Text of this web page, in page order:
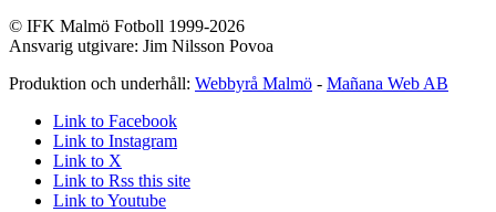
© IFK Malmö Fotboll 1999-2026
Ansvarig utgivare: Jim Nilsson Povoa
Produktion och underhåll: Webbyrå Malmö - Mañana Web AB
Link to Facebook
Link to Instagram
Link to X
Link to Rss this site
Link to Youtube